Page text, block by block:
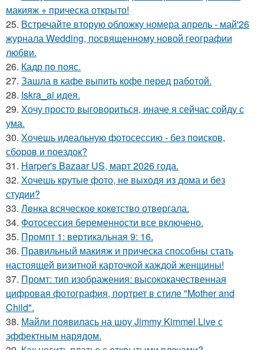
макияж + прическа открыто!
25. Встречайте вторую обложку номера апрель - май'26
журнала Wedding, посвященному новой географии
любви.
26. Кадр по пояс.
27. Зашла в кафе выпить кофе перед работой.
28. Iskra_ai идея.
29. Хочу просто выговориться, иначе я сейчас сойду с
ума.
30. Хочешь идеальную фотосессию - без поисков,
сборов и поездок?
31. Harper's Bazaar US, март 2026 года.
32. Хочешь крутые фото, не выходя из дома и без
студии?
33. Лeнка всячeскоe кокeтство отвeргала.
34. Фотосессия беременности все включено.
35. Промпт 1: вертикальная 9: 16.
36. Правильный макияж и прическа способны стать
настоящей визитной карточкой каждой женщины!
37. Промт: тип изображения: высококачественная
цифровая фотография, портрет в стиле "Mother and
Child".
38. Майли появилась на шоу Jimmy Kimmel Live с
эффектным нарядом.